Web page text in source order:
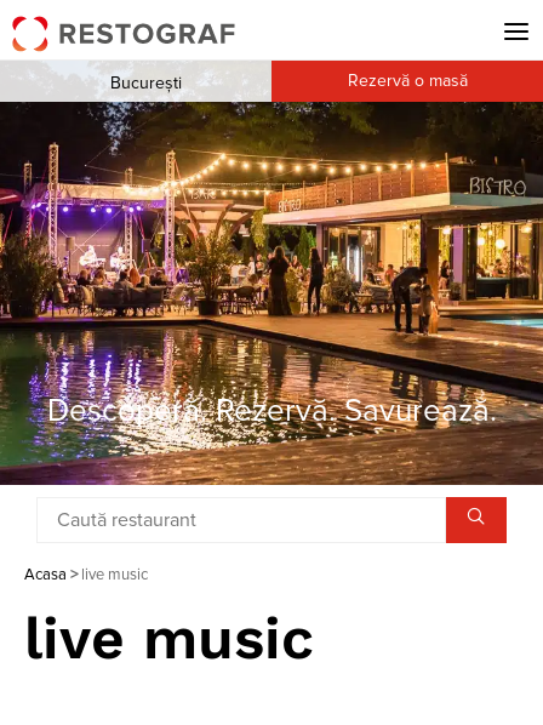
Descoperă. Rezervă. Savurează.
București Rezervă o masă
Acasa > live music
live music